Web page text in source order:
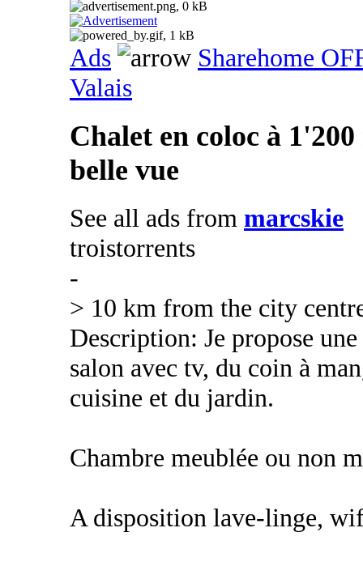
Ads
Sharehome
Valais
Chalet en coloc à
belle vue
See all ads from marcskie
troistorrents
-
> 10 km from the city
Description: Je propose
salon avec tv, du coin à
cuisine et du jardin.
Chambre meublée ou non
A disposition lave-linge,